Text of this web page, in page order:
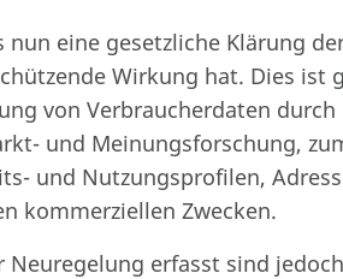
eine gesetzliche Klärung
Wirkung hat. Dies ist
von Verbraucherdaten
und Meinungsforschung,
und Nutzungsprofilen,
kommerziellen Zwecken.
Neuregelung erfasst sind